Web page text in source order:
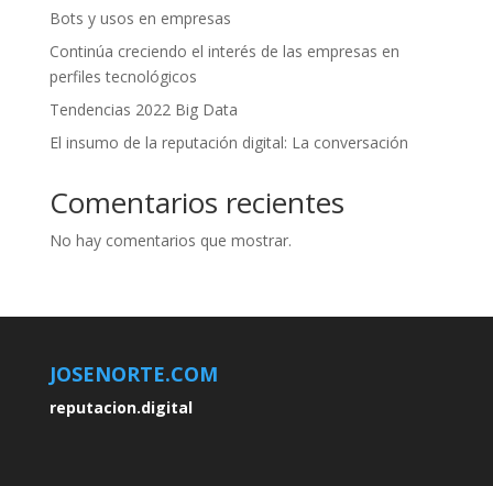
Bots y usos en empresas
Continúa creciendo el interés de las empresas en
perfiles tecnológicos
Tendencias 2022 Big Data
El insumo de la reputación digital: La conversación
Comentarios recientes
No hay comentarios que mostrar.
JOSENORTE.COM
reputacion.digital